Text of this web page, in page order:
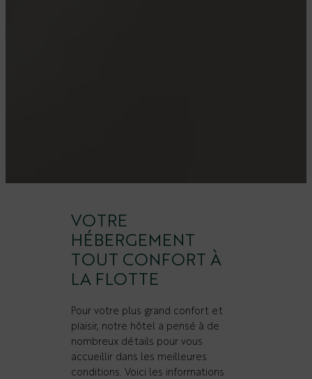
VOTRE
HÉBERGEMENT
TOUT CONFORT À
LA FLOTTE
Pour votre plus grand confort et
plaisir, notre hôtel a pensé à de
nombreux détails pour vous
accueillir dans les meilleures
conditions. Voici les informations